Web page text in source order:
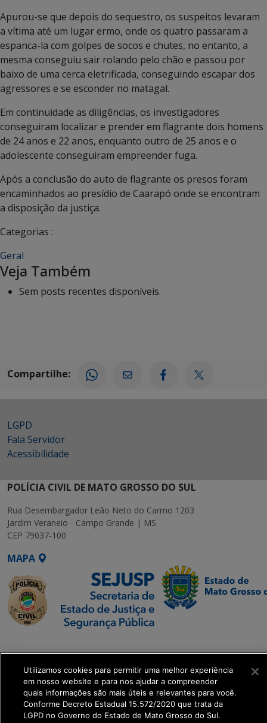
Apurou-se que depois do sequestro, os suspeitos levaram
a vítima até um lugar ermo, onde os quatro passaram a
espanca-la com golpes de socos e chutes, no entanto, a
mesma conseguiu sair rolando pelo chão e passou por
baixo de uma cerca eletrificada, conseguindo escapar dos
agressores e se esconder no matagal.
Em continuidade as diligências, os investigadores
conseguiram localizar e prender em flagrante dois homens
de 24 anos e 22 anos, enquanto outro de 25 anos e o
adolescente conseguiram empreender fuga.
Após a conclusão do auto de flagrante os presos foram
encaminhados ao presídio de Caarapó onde se encontram
a disposição da justiça.
Categorias :
Geral
Veja Também
Sem posts recentes disponíveis.
Compartilhe:
LGPD
Fala Servidor
Acessibilidade
POLÍCIA CIVIL DE MATO GROSSO DO SUL
Rua Desembargador Leão Neto do Carmo 1203
Jardim Veraneio - Campo Grande | MS
CEP 79037-100
MAPA
Executiva de
Transformação Digital
get_footer();
Utilizamos cookies para permitir uma melhor experiência
em nosso website e para nos ajudar a compreender
quais informações são mais úteis e relevantes para você.
Conforme Decreto Estadual 15.572/2020 que trata da
LGPD no Governo do Estado de Mato Grosso do Sul.